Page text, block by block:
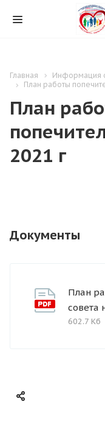
Главная Информация
План работы
План
2021 г
Документы
План
совета
602.7 Кб